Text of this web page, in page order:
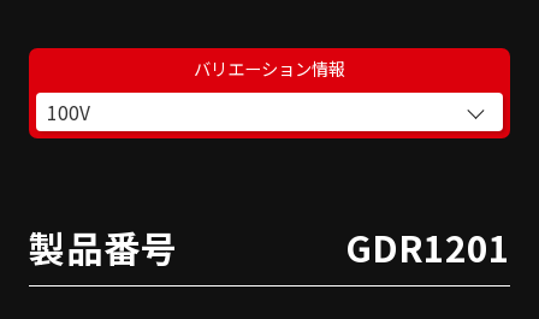
バリエーション情報
100V
製品番号 GDR1201